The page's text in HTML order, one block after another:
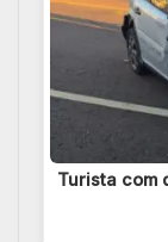
Turista com